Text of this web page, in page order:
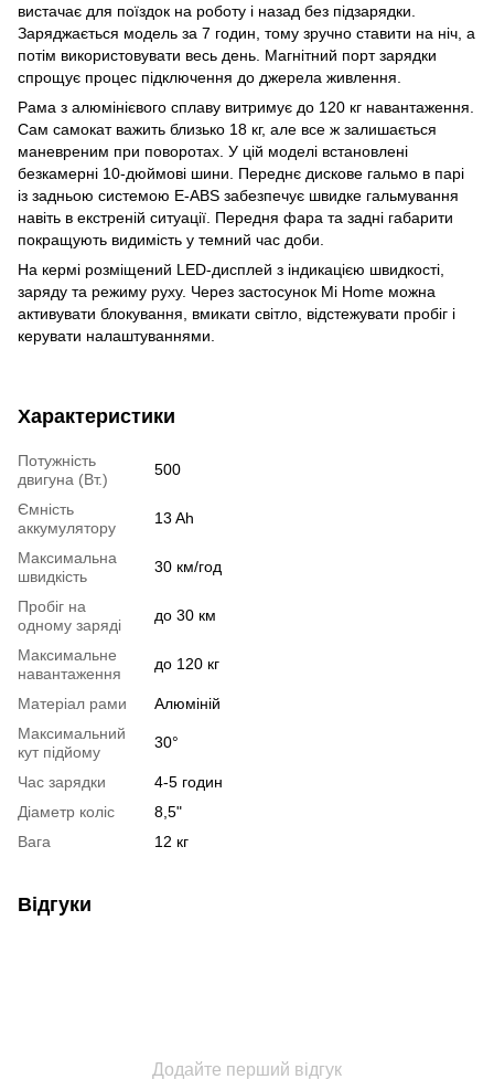
вистачає для поїздок на роботу і назад без підзарядки.
Заряджається модель за 7 годин, тому зручно ставити на ніч, а
потім використовувати весь день. Магнітний порт зарядки
спрощує процес підключення до джерела живлення.
Рама з алюмінієвого сплаву витримує до 120 кг навантаження.
Сам самокат важить близько 18 кг, але все ж залишається
маневреним при поворотах. У цій моделі встановлені
безкамерні 10-дюймові шини. Переднє дискове гальмо в парі
із задньою системою E-ABS забезпечує швидке гальмування
навіть в екстреній ситуації. Передня фара та задні габарити
покращують видимість у темний час доби.
На кермі розміщений LED-дисплей з індикацією швидкості,
заряду та режиму руху. Через застосунок Mi Home можна
активувати блокування, вмикати світло, відстежувати пробіг і
керувати налаштуваннями.
Характеристики
Потужність
двигуна (Вт.)
500
Ємність
аккумулятору
13 Ah
Максимальна
швидкість
30 км/год
Пробіг на
одному заряді
до 30 км
Максимальне
навантаження
до 120 кг
Матеріал рами
Алюміній
Максимальний
кут підйому
30°
Час зарядки
4-5 годин
Діаметр коліс
8,5"
Вага
12 кг
Відгуки
Додайте перший відгук